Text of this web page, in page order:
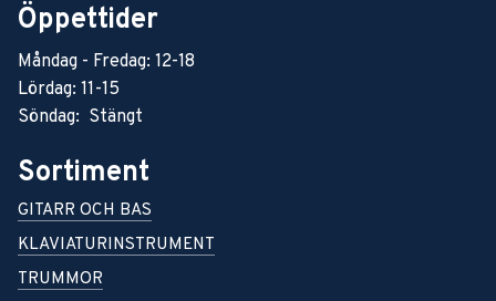
Öppettider
Måndag - Fredag: 12-18
Lördag: 11-15
Söndag: Stängt
Sortiment
GITARR OCH BAS
KLAVIATURINSTRUMENT
TRUMMOR